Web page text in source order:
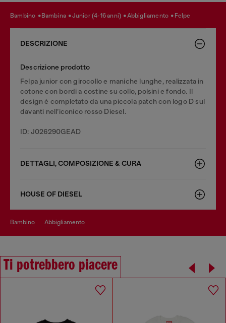
bambino bambina junior (4-16 anni) abbigliamento felpe
DESCRIZIONE
Descrizione prodotto
Felpa junior con girocollo e maniche lunghe, realizzata in
cotone con bordi a costine su collo, polsini e fondo. Il
design è completato da una piccola patch con logo D sul
davanti nell’iconico rosso Diesel.
ID: J026290GEAD
DETTAGLI, COMPOSIZIONE & CURA
HOUSE OF DIESEL
bambino abbigliamento
Ti potrebbero piacere